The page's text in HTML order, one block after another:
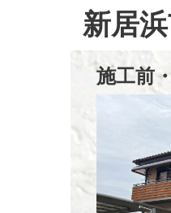
新居
施工前